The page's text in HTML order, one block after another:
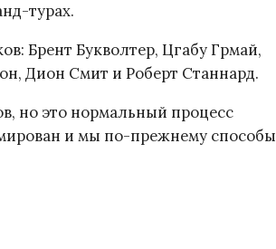
турах.
Брент Букволтер, Цгабу Грмай,
Дион Смит и Роберт Станнард.
но это нормальный процесс
и мы по-прежнему способы